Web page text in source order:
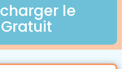
le
Gratuit